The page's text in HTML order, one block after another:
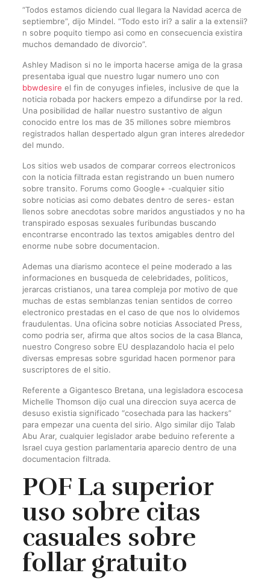
“Todos estamos diciendo cual llegara la Navidad acerca de
septiembre”, dijo Mindel. “Todo esto iri? a salir a la extensii?
n sobre poquito tiempo asi­ como en consecuencia existira
muchos demandado de divorcio”.
Ashley Madison si no le importa hacerse amiga de la grasa
presentaba igual que nuestro lugar numero uno con
bbwdesire el fin de conyuges infieles, inclusive de que la
noticia robada por hackers empezo a difundirse por la red.
Una posibilidad de hallar nuestro sustantivo de algun
conocido entre los mas de 35 millones sobre miembros
registrados hallan despertado algun gran interes alrededor
del mundo.
Los sitios web usados de comparar correos electronicos
con la noticia filtrada estan registrando un buen numero
sobre transito. Forums como Google+ -cualquier sitio
sobre noticias asi­ como debates dentro de seres- estan
llenos sobre anecdotas sobre maridos angustiados y no ha
transpirado esposas sexuales furibundas buscando
encontrarse encontrado las textos amigables dentro del
enorme nube sobre documentacion.
Ademas una diarismo acontece el peine moderado a las
informaciones en busqueda de celebridades, politicos,
jerarcas cristianos, una tarea compleja por motivo de que
muchas de estas semblanzas tenian sentidos de correo
electronico prestadas en el caso de que nos lo olvidemos
fraudulentas. Una oficina sobre noticias Associated Press,
como podri­a ser, afirma que altos socios de la casa Blanca,
nuestro Congreso sobre EU desplazandolo hacia el pelo
diversas empresas sobre sguridad hacen pormenor para
suscriptores de el sitio.
Referente a Gigantesco Bretana, una legisladora escocesa
Michelle Thomson dijo cual una direccion suya acerca de
desuso existia significado “cosechada para las hackers”
para empezar una cuenta del sirio. Algo similar dijo Talab
Abu Arar, cualquier legislador arabe beduino referente a
Israel cuya gestion parlamentaria aparecio dentro de una
documentacion filtrada.
POF La superior
uso sobre citas
casuales sobre
follar gratuito